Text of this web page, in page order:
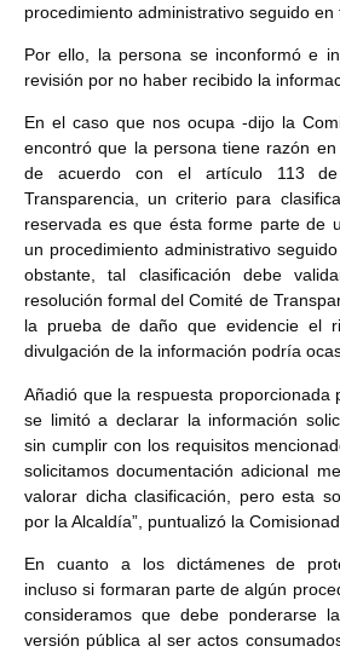
procedimiento administrativo seguido en
Por ello, la persona se inconformó e
revisión por no haber recibido la
En el caso que nos ocupa -dijo la
encontró que la persona tiene razón
de acuerdo con el artículo 113
Transparencia, un criterio para
reservada es que ésta forme parte de
un procedimiento administrativo
obstante, tal clasificación debe
resolución formal del Comité de
la prueba de daño que evidencie el
divulgación de la información podría
Añadió que la respuesta proporcionada
se limitó a declarar la información
sin cumplir con los requisitos
solicitamos documentación adicional
valorar dicha clasificación, pero esta
por la Alcaldía”, puntualizó la
En cuanto a los dictámenes de
incluso si formaran parte de algún
consideramos que debe ponderarse
versión pública al ser actos